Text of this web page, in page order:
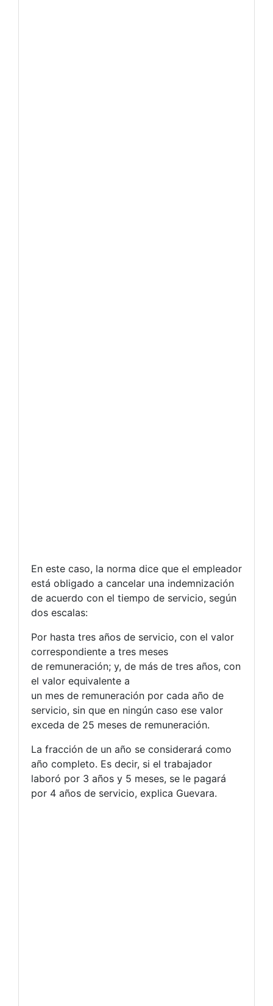
En este caso, la norma dice que el empleador
está obligado a cancelar una indemnización
de acuerdo con el tiempo de servicio, según
dos escalas:
Por hasta tres años de servicio, con el valor
correspondiente a tres meses
de remuneración; y, de más de tres años, con
el valor equivalente a
un mes de remuneración por cada año de
servicio, sin que en ningún caso ese valor
exceda de 25 meses de remuneración.
La fracción de un año se considerará como
año completo. Es decir, si el trabajador
laboró por 3 años y 5 meses, se le pagará
por 4 años de servicio, explica Guevara.